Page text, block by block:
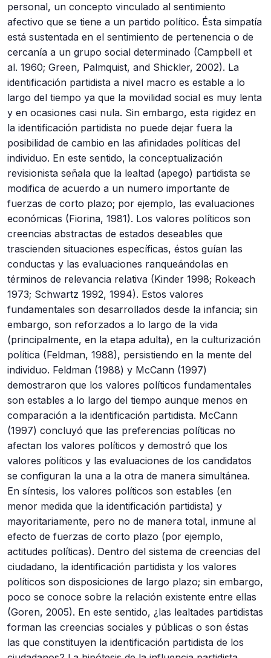
personal, un concepto vinculado al sentimiento
afectivo que se tiene a un partido político. Ésta simpatía
está sustentada en el sentimiento de pertenencia o de
cercanía a un grupo social determinado (Campbell et
al. 1960; Green, Palmquist, and Shickler, 2002). La
identificación partidista a nivel macro es estable a lo
largo del tiempo ya que la movilidad social es muy lenta
y en ocasiones casi nula. Sin embargo, esta rigidez en
la identificación partidista no puede dejar fuera la
posibilidad de cambio en las afinidades políticas del
individuo. En este sentido, la conceptualización
revisionista señala que la lealtad (apego) partidista se
modifica de acuerdo a un numero importante de
fuerzas de corto plazo; por ejemplo, las evaluaciones
económicas (Fiorina, 1981). Los valores políticos son
creencias abstractas de estados deseables que
trascienden situaciones específicas, éstos guían las
conductas y las evaluaciones ranqueándolas en
términos de relevancia relativa (Kinder 1998; Rokeach
1973; Schwartz 1992, 1994). Estos valores
fundamentales son desarrollados desde la infancia; sin
embargo, son reforzados a lo largo de la vida
(principalmente, en la etapa adulta), en la culturización
política (Feldman, 1988), persistiendo en la mente del
individuo. Feldman (1988) y McCann (1997)
demostraron que los valores políticos fundamentales
son estables a lo largo del tiempo aunque menos en
comparación a la identificación partidista. McCann
(1997) concluyó que las preferencias políticas no
afectan los valores políticos y demostró que los
valores políticos y las evaluaciones de los candidatos
se configuran la una a la otra de manera simultánea.
En síntesis, los valores políticos son estables (en
menor medida que la identificación partidista) y
mayoritariamente, pero no de manera total, inmune al
efecto de fuerzas de corto plazo (por ejemplo,
actitudes políticas). Dentro del sistema de creencias del
ciudadano, la identificación partidista y los valores
políticos son disposiciones de largo plazo; sin embargo,
poco se conoce sobre la relación existente entre ellas
(Goren, 2005). En este sentido, ¿las lealtades partidistas
forman las creencias sociales y públicas o son éstas
las que constituyen la identificación partidista de los